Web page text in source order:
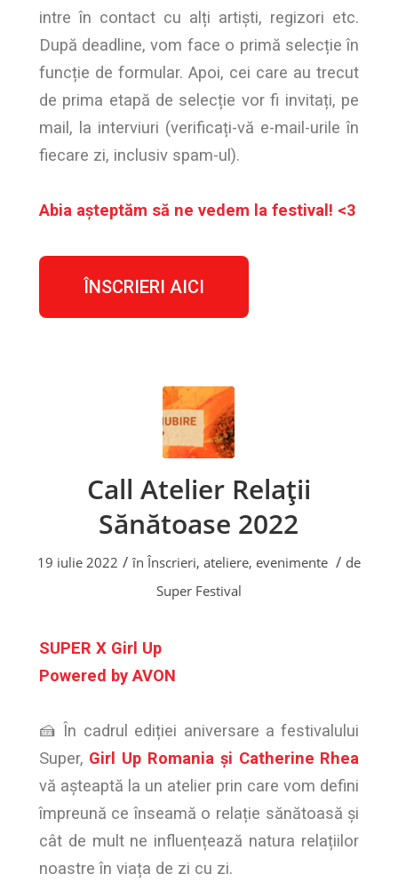
intre în contact cu alți artiști, regizori etc.
După deadline, vom face o primă selecție în
funcție de formular. Apoi, cei care au trecut
de prima etapă de selecție vor fi invitați, pe
mail, la interviuri (verificați-vă e-mail-urile în
fiecare zi, inclusiv spam-ul).
Abia așteptăm să ne vedem la festival! <3
ÎNSCRIERI AICI
Call Atelier Relații
Sănătoase 2022
19 iulie 2022 / înÎnscrieri, ateliere, evenimente / de
Super Festival
SUPER X Girl Up
Powered by AVON
🍰 În cadrul ediției aniversare a festivalului
Super, Girl Up Romania și Catherine Rhea
vă așteaptă la un atelier prin care vom defini
împreună ce înseamă o relație sănătoasă și
cât de mult ne influențează natura relațiilor
noastre în viața de zi cu zi.